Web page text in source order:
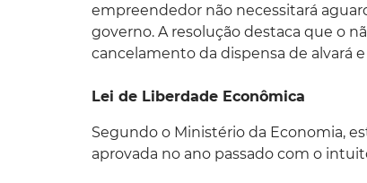
empreendedor não necessitará
governo. A resolução destaca que o
cancelamento da dispensa de alvará
Lei de Liberdade Econômica
Segundo o Ministério da Economia,
aprovada no ano passado com o